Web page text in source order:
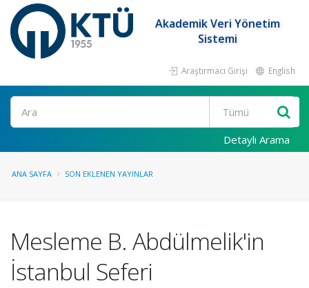
Akademik Veri Yönetim
Sistemi
Araştırmacı Girişi English
Ara
Detaylı Arama
ANA SAYFA SON EKLENEN YAYINLAR
Mesleme B. Abdülmelik'in
İstanbul Seferi